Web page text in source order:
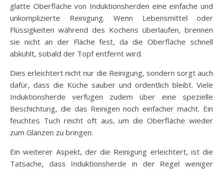
glatte Oberfläche von Induktionsherden eine einfache und
unkomplizierte Reinigung. Wenn Lebensmittel oder
Flüssigkeiten während des Kochens überlaufen, brennen
sie nicht an der Fläche fest, da die Oberfläche schnell
abkühlt, sobald der Topf entfernt wird.
Dies erleichtert nicht nur die Reinigung, sondern sorgt auch
dafür, dass die Küche sauber und ordentlich bleibt. Viele
Induktionsherde verfügen zudem über eine spezielle
Beschichtung, die das Reinigen noch einfacher macht. Ein
feuchtes Tuch reicht oft aus, um die Oberfläche wieder
zum Glänzen zu bringen.
Ein weiterer Aspekt, der die Reinigung erleichtert, ist die
Tatsache, dass Induktionsherde in der Regel weniger